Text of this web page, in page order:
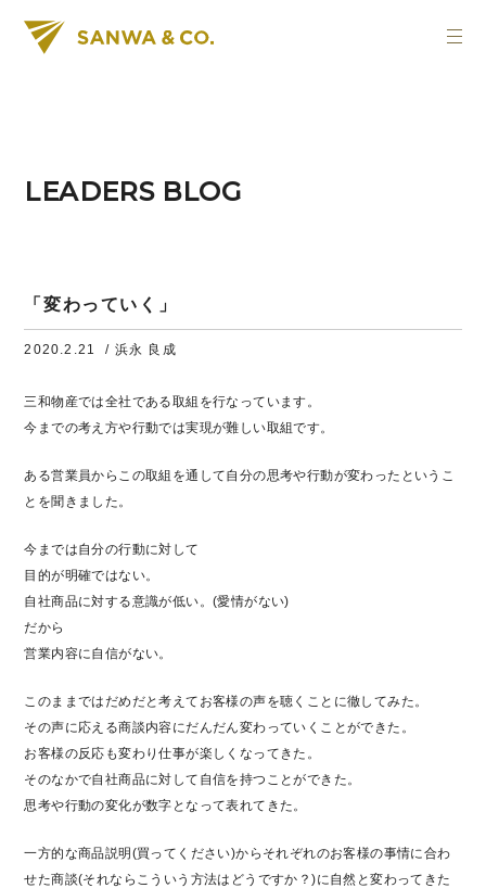
LEADERS BLOG
「変わっていく」
2020.2.21 / 浜永 良成
三和物産では全社である取組を行なっています。
今までの考え方や行動では実現が難しい取組です。
ある営業員からこの取組を通して自分の思考や行動が変わったというこ
とを聞きました。
今までは自分の行動に対して
目的が明確ではない。
自社商品に対する意識が低い。(愛情がない)
だから
営業内容に自信がない。
このままではだめだと考えてお客様の声を聴くことに徹してみた。
その声に応える商談内容にだんだん変わっていくことができた。
お客様の反応も変わり仕事が楽しくなってきた。
そのなかで自社商品に対して自信を持つことができた。
思考や行動の変化が数字となって表れてきた。
一方的な商品説明(買ってください)からそれぞれのお客様の事情に合わ
せた商談(それならこういう方法はどうですか？)に自然と変わってきた